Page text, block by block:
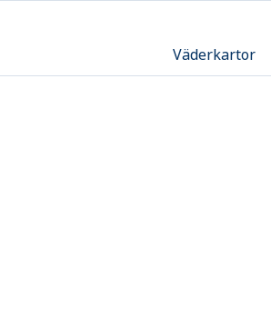
Väderkartor